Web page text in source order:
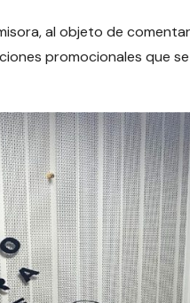
al objeto de
promocionales que